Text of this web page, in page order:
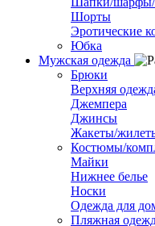
Шорты
Эротические
Юбка
Мужская одежда
Брюки
Верхняя
Джемпера
Джинсы
Жакеты/
Костюмы/
Майки
Нижнее белье
Носки
Одежда для
Пляжная